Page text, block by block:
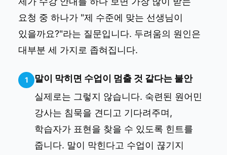
요청 중 하나가 "제 수준에 맞는 선생님이
있을까요?"라는 질문입니다. 두려움의 원인은
대부분 세 가지로 좁혀집니다.
1
말이 막히면 수업이 멈출 것 같다는 불안
실제로는 그렇지 않습니다. 숙련된 원어민
강사는 침묵을 견디고 기다려주며,
학습자가 표현을 찾을 수 있도록 힌트를
줍니다. 말이 막힌다고 수업이 끊기지